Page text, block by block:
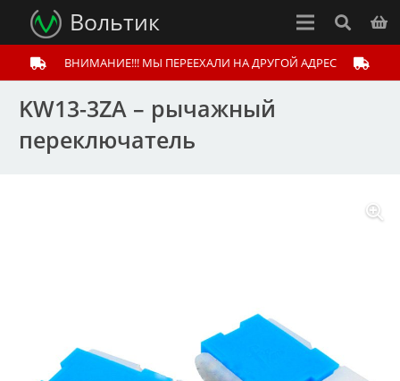
Вольтик
ВНИМАНИЕ!!! МЫ ПЕРЕЕХАЛИ НА ДРУГОЙ АДРЕС
KW13-3ZA – рычажный
переключатель